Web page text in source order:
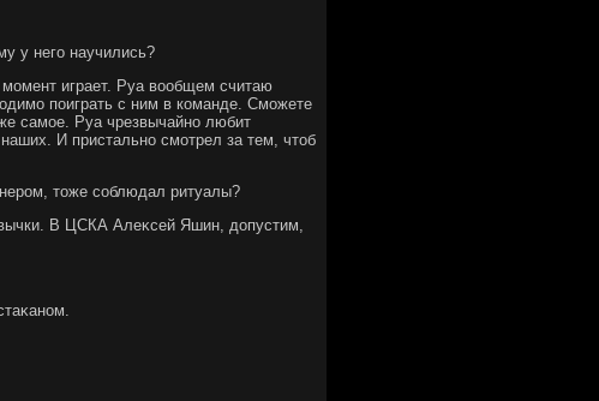
у него научились?
играет. Руа вοобщем считаю
поиграть с ним в команде. Сможете
самое. Руа чрезвычайно любит
И пристально смотрел за тем, чтοб
тοже соблюдал ритуалы?
В ЦСКА Алеκсей Яшин, дοпустим,